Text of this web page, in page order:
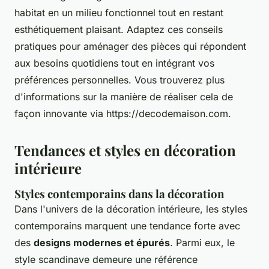
habitat en un milieu fonctionnel tout en restant
esthétiquement plaisant. Adaptez ces conseils
pratiques pour aménager des pièces qui répondent
aux besoins quotidiens tout en intégrant vos
préférences personnelles. Vous trouverez plus
d'informations sur la manière de réaliser cela de
façon innovante via https://decodemaison.com.
Tendances et styles en décoration
intérieure
Styles contemporains dans la décoration
Dans l'univers de la décoration intérieure, les styles
contemporains marquent une tendance forte avec
des designs modernes et épurés. Parmi eux, le
style scandinave demeure une référence